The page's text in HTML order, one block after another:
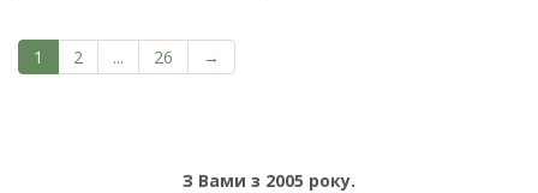
1 2 ... 26 →
З Вами з 2005 року.